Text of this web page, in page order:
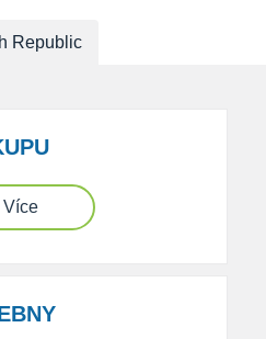
Republic
Více